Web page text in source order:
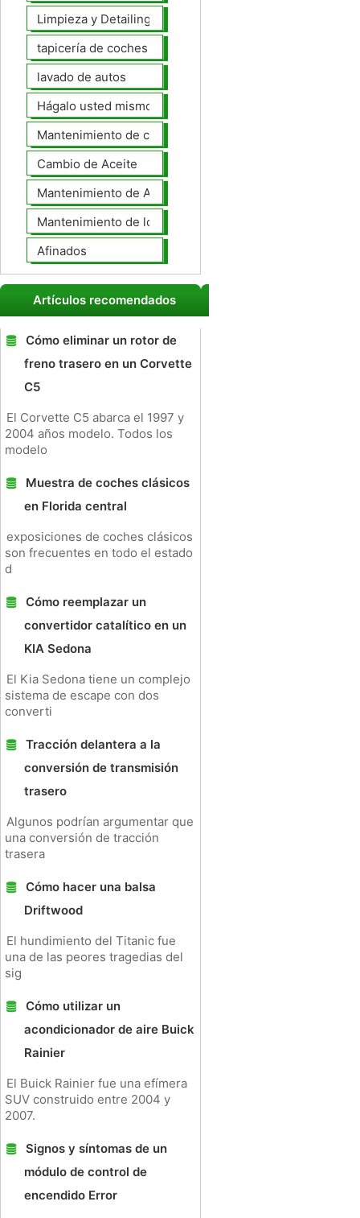
Limpieza y Detailing
tapicería de coches
lavado de autos
Hágalo usted mismo Mantenimiento de Automotores
Mantenimiento de coches General
Cambio de Aceite
Mantenimiento de Automotores Profesional
Mantenimiento de los neumáticos
Afinados
Artículos recomendados
Cómo eliminar un rotor de
freno trasero en un Corvette
C5
El Corvette C5 abarca el 1997 y
2004 años modelo. Todos los
modelo
Muestra de coches clásicos
en Florida central
exposiciones de coches clásicos
son frecuentes en todo el estado
d
Cómo reemplazar un
convertidor catalítico en un
KIA Sedona
El Kia Sedona tiene un complejo
sistema de escape con dos
converti
Tracción delantera a la
conversión de transmisión
trasero
Algunos podrían argumentar que
una conversión de tracción
trasera
Cómo hacer una balsa
Driftwood
El hundimiento del Titanic fue
una de las peores tragedias del
sig
Cómo utilizar un
acondicionador de aire Buick
Rainier
El Buick Rainier fue una efímera
SUV construido entre 2004 y
2007.
Signos y síntomas de un
módulo de control de
encendido Error